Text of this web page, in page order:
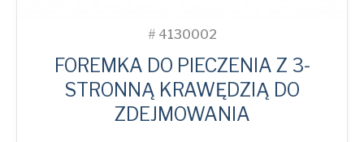
# 4130002
FOREMKA DO PIECZENIA Z 3-
STRONNĄ KRAWĘDZIĄ DO
ZDEJMOWANIA